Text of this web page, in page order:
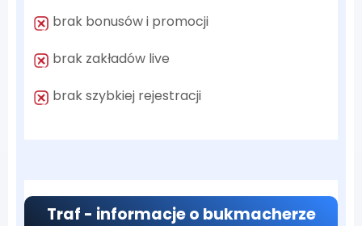
brak bonusów i promocji
brak zakładów live
brak szybkiej rejestracji
Traf - informacje o bukmacherze